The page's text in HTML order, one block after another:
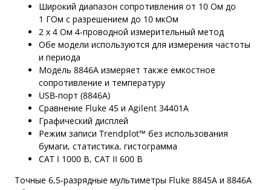
Широкий диапазон сопротивления от 10 Ом до
1 ГОм с разрешением до 10 мкОм
2 х 4 Ом 4-проводной измерительный метод
Обе модели используются для измерения частоты
и периода
Модель 8846A измеряет также емкостное
сопротивление и температуру
USB-порт (8846A)
Сравнение Fluke 45 и Agilent 34401A
Графический дисплей
Режим записи Trendplot™ без использования
бумаги, статистика, гистограмма
CAT I 1000 В, CAT II 600 В
Точные 6,5-разрядные мультиметры Fluke 8845A и 8846A